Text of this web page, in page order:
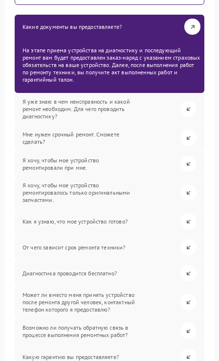
Какие документы вы предоставляете?
На этапе приема устройства на диагностику и последующий
ремонт вам будет предоставлен заказ-наряд с указанием страховых
обязательств на ваше устройство. Далее, после выполнения работ
по ремонту техники, вы получите акт выполненных работ и
гарантийный талон.
Я уже знаю в чем неисправность и какой
ремонт необходим. Для чего проводить
диагностику?
Мне нужен срочный ремонт. Сможете
сделать?
Я хочу, чтобы мое устройство
ремонтировали при мне.
Я хочу, чтобы мое устройство
ремонтировалось только оригинальными
запчастями.
Как я узнаю, что мое устройство готово?
От чего зависит срок ремонта техники?
Диагностика проводится бесплатно?
Может ли вместо меня принять устройство
после ремонта другой человек, контактный
телефон которого я предоставлю?
Возможно ли получать обратную связь в
процессе выполнения ремонтных работ?
Какую гарантию вы предоставляете?